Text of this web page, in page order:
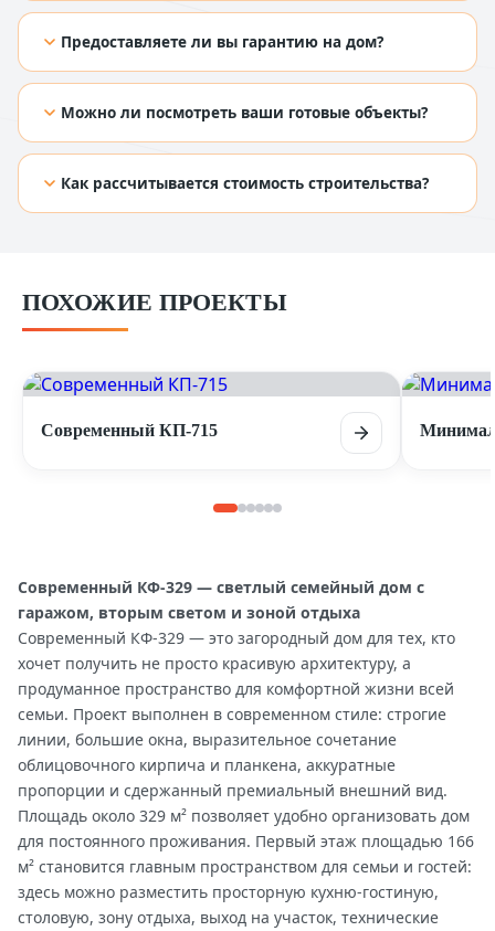
[TODO: добавить ответ из Figma]
Предоставляете ли вы гарантию на дом?
[TODO: добавить ответ из Figma]
Можно ли посмотреть ваши готовые объекты?
[TODO: добавить ответ из Figma]
Как рассчитывается стоимость строительства?
ПОХОЖИЕ ПРОЕКТЫ
Современный КП-715
Современный КФ-329 — светлый семейный дом с
гаражом, вторым светом и зоной отдыха
Современный КФ-329 — это загородный дом для тех, кто
хочет получить не просто красивую архитектуру, а
продуманное пространство для комфортной жизни всей
семьи. Проект выполнен в современном стиле: строгие
линии, большие окна, выразительное сочетание
облицовочного кирпича и планкена, аккуратные
пропорции и сдержанный премиальный внешний вид.
Площадь около 329 м² позволяет удобно организовать дом
для постоянного проживания. Первый этаж площадью 166
м² становится главным пространством для семьи и гостей:
здесь можно разместить просторную кухню-гостиную,
столовую, зону отдыха, выход на участок, технические